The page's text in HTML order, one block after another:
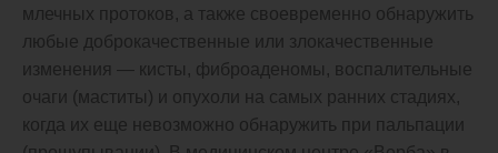
млечных протоков, а также своевременно обнаружить
любые доброкачественные или злокачественные
изменения — кисты, фиброаденомы, воспалительные
очаги (маститы) и опухоли на самых ранних стадиях,
когда их еще невозможно обнаружить при пальпации